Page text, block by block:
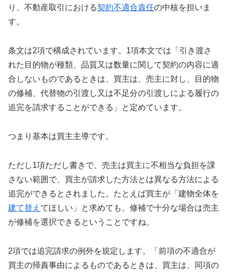
り、不動産取引における契約不適合責任の中核を担いま
す。
条文は2項で構成されています。1項本文では「引き渡さ
れた目的物が種類、品質又は数量に関して契約の内容に適
合しないものであるときは、買主は、売主に対し、目的物
の修補、代替物の引渡し又は不足分の引渡しによる履行の
追完を請求することができる」と定めています。
つまり基本は買主主導です。
ただし1項ただし書きで、売主は買主に不相当な負担を課
さない範囲で、買主が請求した方法とは異なる方法による
追完ができるとされました。たとえば買主が「建物全体を
建て替え てほしい」と求めても、修補で十分な場合は売主
が修補を選択できるということですね。
2項では追完請求の例外を規定します。「前項の不適合が
買主の帰責事由によるものであるときは、買主は、同項の